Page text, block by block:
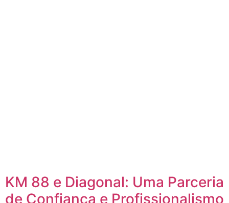
KM 88 e Diagonal: Uma Parceria
de Confiança e Profissionalismo